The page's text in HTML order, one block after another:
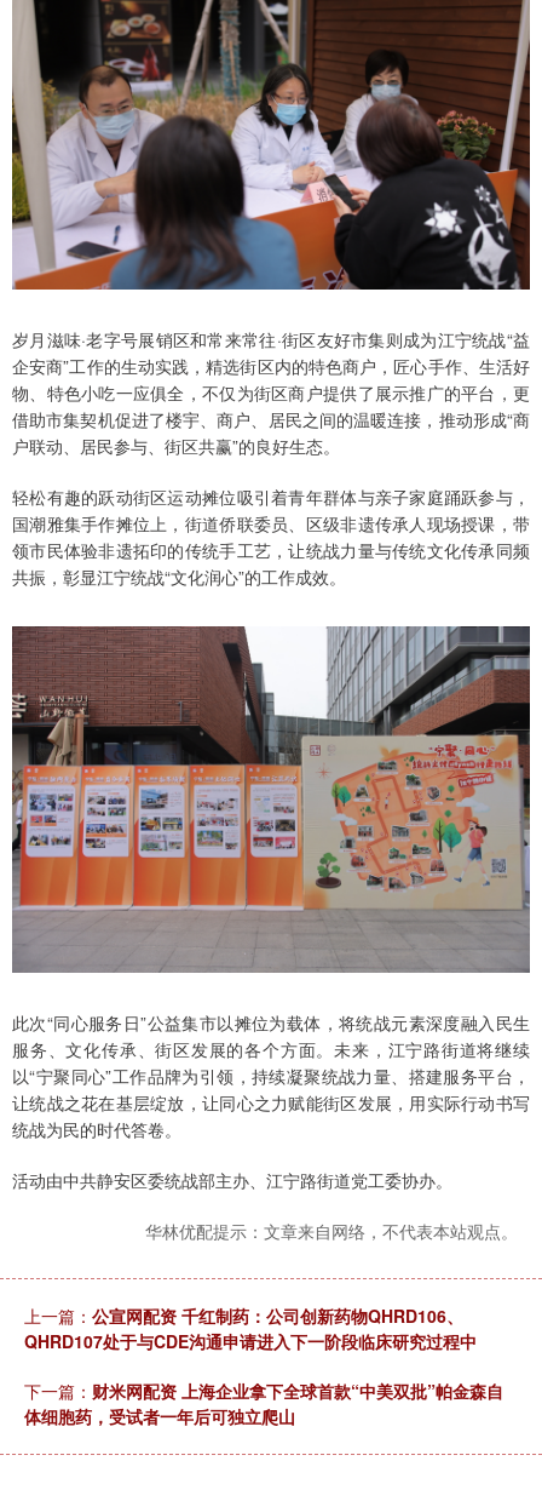
岁月滋味·老字号展销区和常来常往·街区友好市集则成为江宁统战“益
企安商”工作的生动实践，精选街区内的特色商户，匠心手作、生活好
物、特色小吃一应俱全，不仅为街区商户提供了展示推广的平台，更
借助市集契机促进了楼宇、商户、居民之间的温暖连接，推动形成“商
户联动、居民参与、街区共赢”的良好生态。
轻松有趣的跃动街区运动摊位吸引着青年群体与亲子家庭踊跃参与，
国潮雅集手作摊位上，街道侨联委员、区级非遗传承人现场授课，带
领市民体验非遗拓印的传统手工艺，让统战力量与传统文化传承同频
共振，彰显江宁统战“文化润心”的工作成效。
此次“同心服务日”公益集市以摊位为载体，将统战元素深度融入民生
服务、文化传承、街区发展的各个方面。未来，江宁路街道将继续
以“宁聚同心”工作品牌为引领，持续凝聚统战力量、搭建服务平台，
让统战之花在基层绽放，让同心之力赋能街区发展，用实际行动书写
统战为民的时代答卷。
活动由中共静安区委统战部主办、江宁路街道党工委协办。
华林优配提示：文章来自网络，不代表本站观点。
上一篇： 公宣网配资 千红制药：公司创新药物QHRD106、
QHRD107处于与CDE沟通申请进入下一阶段临床研究过程中
下一篇： 财米网配资 上海企业拿下全球首款“中美双批”帕金森自
体细胞药，受试者一年后可独立爬山